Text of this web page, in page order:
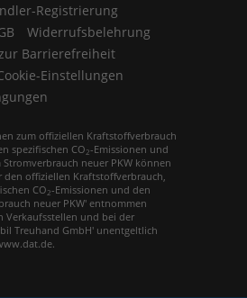
Registrierung
Widerrufsbelehrung
Barrierefreiheit
Einstellungen
zum offiziellen Kraftstoffverbrauch
spezifischen CO2-Emissionen und
Stromverbrauch neuer PKW können
den offiziellen Kraftstoffverbrauch,
CO2-Emissionen und den
neuer PKW' entnommen
Verkaufsstellen und bei der
Treuhand GmbH' unentgeltlich